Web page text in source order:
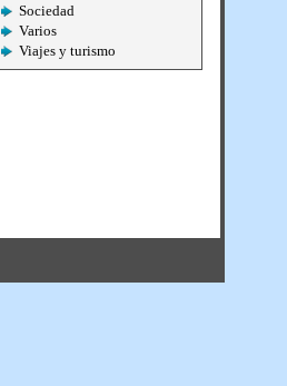
Sociedad
Varios
Viajes y turismo